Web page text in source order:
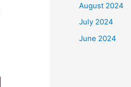
August 2024
July 2024
June 2024